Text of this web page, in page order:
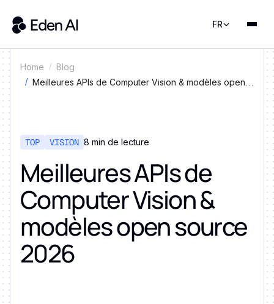
FR
Home
Blog
Meilleures APIs de Computer Vision & modèles open
TOP VISION 8 min de lecture
Meilleures APIs de
Computer Vision &
modèles open source
2026